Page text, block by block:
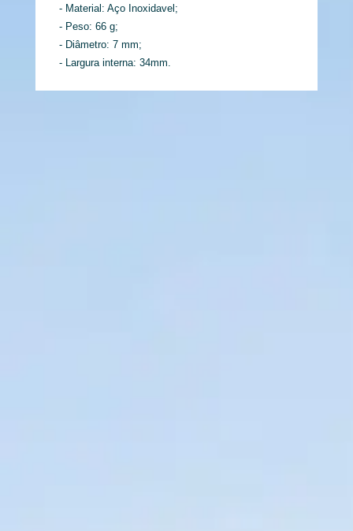
- Material: Aço Inoxidavel;
- Peso: 66 g;
- Diâmetro: 7 mm;
- Largura interna: 34mm.